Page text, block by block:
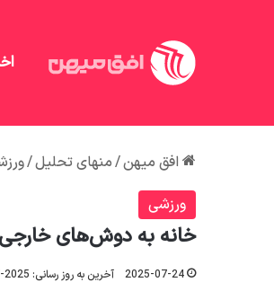
افق میهن/منهای تحلیل/
ورزشی
خانه به دوش‌های
2025-07-24 آخرین به روز رسانی: 2025-07-24